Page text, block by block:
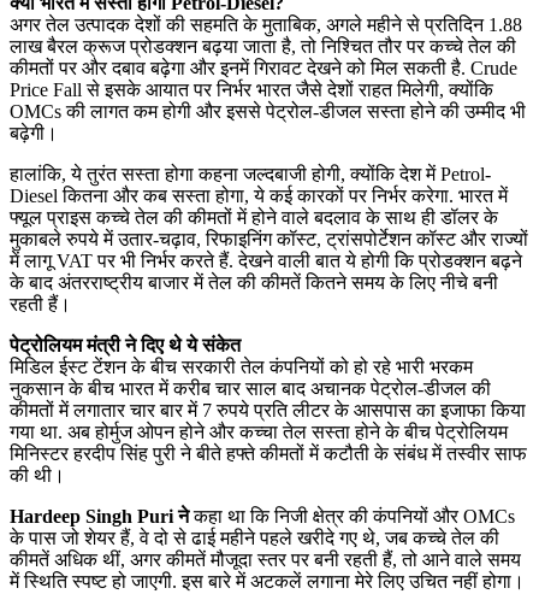
अगर तेल उत्पादक देशों की सहमति के मुताबिक, अगले महीने से प्रतिदिन 1.88
लाख बैरल क्रूज प्रोडक्शन बढ़या जाता है, तो निश्चित तौर पर कच्चे तेल की
कीमतों पर और दबाव बढ़ेगा और इनमें गिरावट देखने को मिल सकती है. Crude
Price Fall से इसके आयात पर निर्भर भारत जैसे देशों राहत मिलेगी, क्योंकि
OMCs की लागत कम होगी और इससे पेट्रोल-डीजल सस्ता होने की उम्मीद भी
बढ़ेगी।
हालांकि, ये तुरंत सस्ता होगा कहना जल्दबाजी होगी, क्योंकि देश में Petrol-
Diesel कितना और कब सस्ता होगा, ये कई कारकों पर निर्भर करेगा. भारत में
फ्यूल प्राइस कच्चे तेल की कीमतों में होने वाले बदलाव के साथ ही डॉलर के
मुकाबले रुपये में उतार-चढ़ाव, रिफाइनिंग कॉस्ट, ट्रांसपोर्टेशन कॉस्ट और राज्यों
में लागू VAT पर भी निर्भर करते हैं. देखने वाली बात ये होगी कि प्रोडक्शन बढ़ने
के बाद अंतरराष्ट्रीय बाजार में तेल की कीमतें कितने समय के लिए नीचे बनी
रहती हैं।
पेट्रोलियम मंत्री ने दिए थे ये संकेत
मिडिल ईस्ट टेंशन के बीच सरकारी तेल कंपनियों को हो रहे भारी भरकम
नुकसान के बीच भारत में करीब चार साल बाद अचानक पेट्रोल-डीजल की
कीमतों में लगातार चार बार में 7 रुपये प्रति लीटर के आसपास का इजाफा किया
गया था. अब होर्मुज ओपन होने और कच्चा तेल सस्ता होने के बीच पेट्रोलियम
मिनिस्टर हरदीप सिंह पुरी ने बीते हफ्ते कीमतों में कटौती के संबंध में तस्वीर साफ
की थी।
Hardeep Singh Puri नेकहा था कि निजी क्षेत्र की कंपनियों और OMCs
के पास जो शेयर हैं, वे दो से ढाई महीने पहले खरीदे गए थे, जब कच्चे तेल की
कीमतें अधिक थीं, अगर कीमतें मौजूदा स्तर पर बनी रहती हैं, तो आने वाले समय
में स्थिति स्पष्ट हो जाएगी. इस बारे में अटकलें लगाना मेरे लिए उचित नहीं होगा।